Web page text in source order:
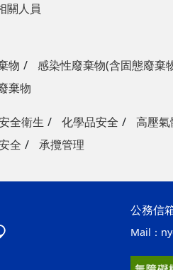
關人員
物
感染性廢棄物(含固態廢棄
棄物
全衛生 化學品安全
高壓
全
承攬管理
公務信
Mail：